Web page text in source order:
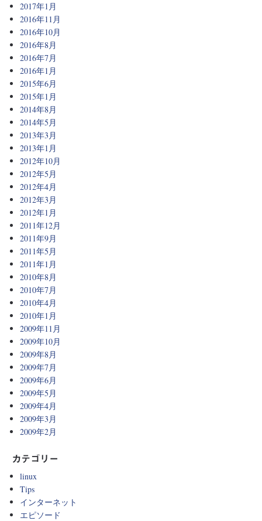
2017年1月
2016年11月
2016年10月
2016年8月
2016年7月
2016年1月
2015年6月
2015年1月
2014年8月
2014年5月
2013年3月
2013年1月
2012年10月
2012年5月
2012年4月
2012年3月
2012年1月
2011年12月
2011年9月
2011年5月
2011年1月
2010年8月
2010年7月
2010年4月
2010年1月
2009年11月
2009年10月
2009年8月
2009年7月
2009年6月
2009年5月
2009年4月
2009年3月
2009年2月
カテゴリー
linux
Tips
インターネット
エピソード